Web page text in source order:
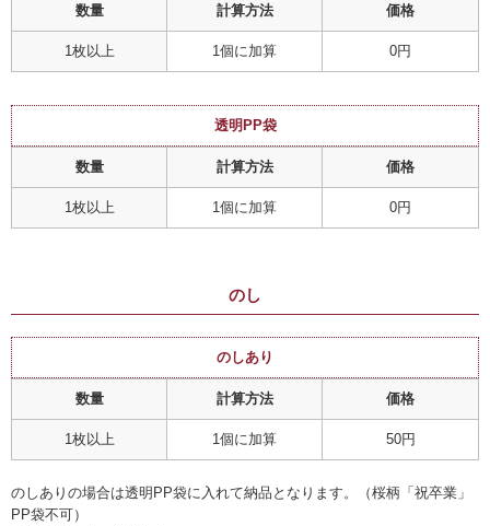
数量 計算方法 価格
1枚以上 1個に加算 0円
透明PP袋
数量 計算方法 価格
1枚以上 1個に加算 0円
のし
のしあり
数量 計算方法 価格
1枚以上 1個に加算 50円
のしありの場合は透明PP袋に入れて納品となります。（桜柄「祝卒業」
PP袋不可）